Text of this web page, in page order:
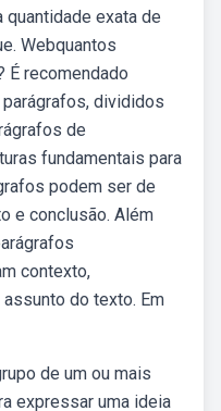
quantidade exata de
Webquantos
É recomendado
divididos
de
fundamentais para
podem ser de
e conclusão. Além
contexto,
do texto. Em
de um ou mais
expressar uma ideia